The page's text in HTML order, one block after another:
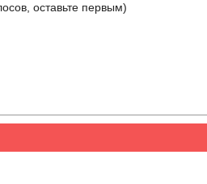
оставьте первым)